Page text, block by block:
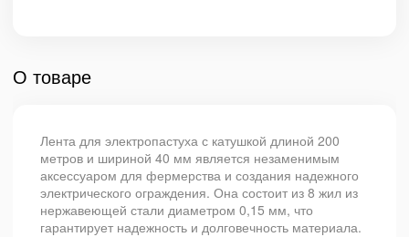
О товаре
Лента для электропастуха с катушкой длиной 200
метров и шириной 40 мм является незаменимым
аксессуаром для фермерства и создания надежного
электрического ограждения. Она состоит из 8 жил из
нержавеющей стали диаметром 0,15 мм, что
гарантирует надежность и долговечность материала.